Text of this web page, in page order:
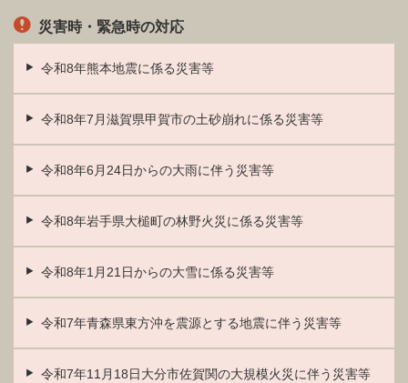
災害時・緊急時の対応
令和8年熊本地震に係る災害等
令和8年7月滋賀県甲賀市の土砂崩れに係る災害等
令和8年6月24日からの大雨に伴う災害等
令和8年岩手県大槌町の林野火災に係る災害等
令和8年1月21日からの大雪に係る災害等
令和7年青森県東方沖を震源とする地震に伴う災害等
令和7年11月18日大分市佐賀関の大規模火災に伴う災害等